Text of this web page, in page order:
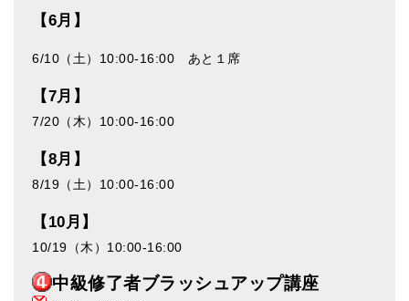
【6月】
6/10（土）10:00-16:00 あと１席
【7月】
7/20（木）10:00-16:00
【8月】
8/19（土）10:00-16:00
【10月】
10/19（木）10:00-16:00
中級修了者ブラッシュアップ講座